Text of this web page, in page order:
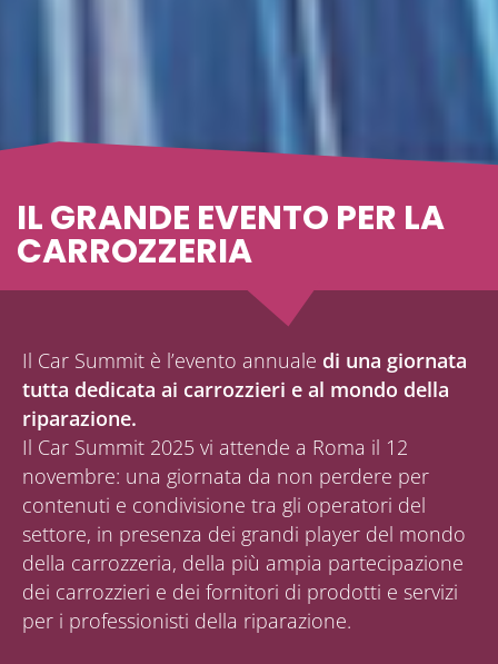
IL GRANDE EVENTO PER LA
CARROZZERIA
Il Car Summit è l’evento annuale di una giornata
tutta dedicata ai carrozzieri e al mondo della
riparazione.
Il Car Summit 2025 vi attende a Roma il 12
novembre: una giornata da non perdere per
contenuti e condivisione tra gli operatori del
settore, in presenza dei grandi player del mondo
della carrozzeria, della più ampia partecipazione
dei carrozzieri e dei fornitori di prodotti e servizi
per i professionisti della riparazione.